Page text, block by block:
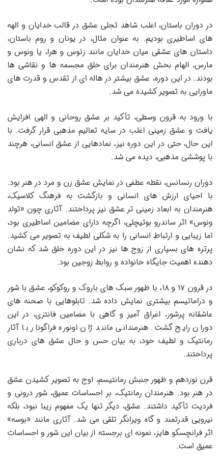
در دوران باستان، اغلب شاهد تجلی عشق در قالب خدایان و الهه
های اساطیری بودیم. به عنوان مثال، در یونان و روم باستان،
داستان های عشقی میان خدایان مانند زئوس و هرا، یا ونوس و
مارس، الهام بخش هنرمندان برای خلق مجسمه ها و نقاشی ها
بودند. در این دوره، عشق بیشتر در هاله ای از تقدس و قدرت های
ماورایی به تصویر کشیده می شد.
با ورود به قرون وسطی، تأکید بر عشق روحانی و الهی افزایش
یافت و عشق زمینی اغلب در سایه تعالیم مذهبی قرار گرفت. با
این حال، حتی در این دوره نیز، نمادهایی از عشق انسانی، هرچند
با پوششی مذهبی، دیده می شد.
دوران رنسانس، نقطه عطفی در نمایش عشق زن و مرد در هنر بود.
با احیای ارزش های انسانی و بازگشت به فرهنگ کلاسیک،
هنرمندان به ابعاد زمینی تر عشق نیز پرداختند. آثاری چون «تولد
ونوس» اثر ساندرو بوتیچلی، اگرچه دارای مضامین اساطیری بود،
اما زیبایی و ارتباط انسانی را به شکلی لطیف به تصویر می کشید.
پرتره های بسیاری از زوج ها نیز در این دوره خلق شد که نشان
دهنده اهمیت جایگاه خانواده و روابط زوجین بود.
در قرون ۱۷ و ۱۸، با ظهور سبک های باروک و روکوکو، عشق با شور
و دراماتیسم بیشتری نمایش داده شد. تابلوهایی با صحنه های
عاشقانه پرشور، اغراق آمیز و گاهی با مضامین فانتزی، در این
دوران رایج گشت. هنرمندانی مانند ژان اونوره فراگونار با آثار
رمانتیک و لطیف خود، به بیان حس و حال عشق های درباری
پرداختند.
قرن نوزدهم و ظهور جنبش رمانتیسم، اوج به تصویر کشیدن عشق
در هنر بود. هنرمندان رمانتیک، بر احساسات عمیق، شور درونی و
فردیت تأکید داشتند. عشق، دیگر تنها یک مفهوم زیبا نبود، بلکه
نیرویی قدرتمند و گاه ویرانگر تلقی می شد. آثاری مانند «بوسه»
اثر فرانچسکو هایز، نمونه ای برجسته از بیان این شور و احساسات
عمیق است.